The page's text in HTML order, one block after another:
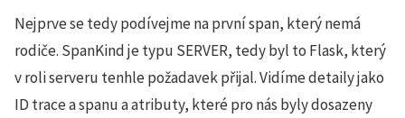
Nejprve se tedy podívejme na první span, který nemá
rodiče. SpanKind je typu SERVER, tedy byl to Flask, který
v roli serveru tenhle požadavek přijal. Vidíme detaily jako
ID trace a spanu a atributy, které pro nás byly dosazeny